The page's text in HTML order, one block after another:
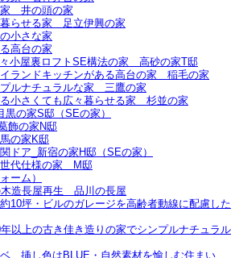
＿井の頭の家
らせる家＿足立伊興の家
小さな家
高台の家
小屋裏ロフトSE構法の家＿高砂の家T邸
ランドキッチンがある高台の家＿稲毛の家
ルナチュラルな家＿三鷹の家
小さくても広々暮らせる家＿杉並の家
の家S邸（SEの家）
飾の家N邸
の家K邸
ドア_新宿の家H邸（SEの家）
世代仕様の家 M邸
ーム）
造長屋再生＿品川の長屋
10坪・ビルのガレージを高齢者動線に配慮した
以上の古き佳き造りの家でシンプルナチュラル
＿挿し色はBLUE・自然素材を愉しむ住まい＿